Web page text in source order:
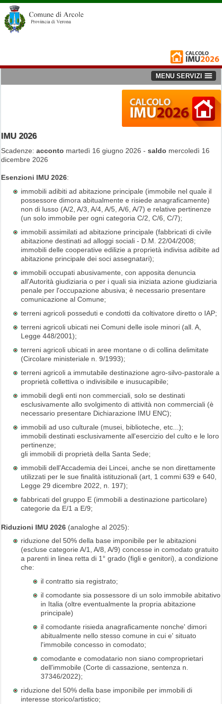
MENU SERVIZI
IMU 2026
Scadenze: acconto martedì 16 giugno 2026 - saldo mercoledì 16
dicembre 2026
Esenzioni IMU 2026:
immobili adibiti ad abitazione principale (immobile nel quale il
possessore dimora abitualmente e risiede anagraficamente)
non di lusso (A/2, A/3, A/4, A/5, A/6, A/7) e relative pertinenze
(un solo immobile per ogni categoria C/2, C/6, C/7);
immobili assimilati ad abitazione principale (fabbricati di civile
abitazione destinati ad alloggi sociali - D.M. 22/04/2008;
immobili delle cooperative edilizie a proprietà indivisa adibite ad
abitazione principale dei soci assegnatari);
immobili occupati abusivamente, con apposita denuncia
all'Autorità giudiziaria o per i quali sia iniziata azione giudiziaria
penale per l'occupazione abusiva; è necessario presentare
comunicazione al Comune;
terreni agricoli posseduti e condotti da coltivatore diretto o IAP;
terreni agricoli ubicati nei Comuni delle isole minori (all. A,
Legge 448/2001);
terreni agricoli ubicati in aree montane o di collina delimitate
(Circolare ministeriale n. 9/1993);
terreni agricoli a immutabile destinazione agro-silvo-pastorale a
proprietà collettiva o indivisibile e inusucapibile;
immobili degli enti non commerciali, solo se destinati
esclusivamente allo svolgimento di attività non commerciali (è
necessario presentare Dichiarazione IMU ENC);
immobili ad uso culturale (musei, biblioteche, etc...);
immobili destinati esclusivamente all'esercizio del culto e le loro
pertinenze;
gli immobili di proprietà della Santa Sede;
immobili dell'Accademia dei Lincei, anche se non direttamente
utilizzati per le sue finalità istituzionali (art, 1 commi 639 e 640,
Legge 29 dicembre 2022, n. 197);
fabbricati del gruppo E (immobili a destinazione particolare)
categorie da E/1 a E/9;
Riduzioni IMU 2026(analoghe al 2025):
riduzione del 50% della base imponibile per le abitazioni
(escluse categorie A/1, A/8, A/9) concesse in comodato gratuito
a parenti in linea retta di 1° grado (figli e genitori), a condizione
che:
il contratto sia registrato;
il comodante sia possessore di un solo immobile abitativo
in Italia (oltre eventualmente la propria abitazione
principale)
il comodante risieda anagraficamente nonche' dimori
abitualmente nello stesso comune in cui e' situato
l'immobile concesso in comodato;
comodante e comodatario non siano comproprietari
dell'immobile (Corte di cassazione, sentenza n.
37346/2022);
riduzione del 50% della base imponibile per immobili di
interesse storico/artistico;